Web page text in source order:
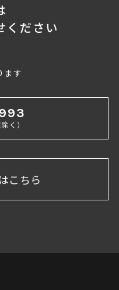
ください
ます
く）
こちら